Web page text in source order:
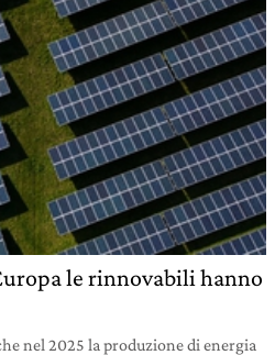
le rinnovabili hanno
nel 2025 la produzione di energia